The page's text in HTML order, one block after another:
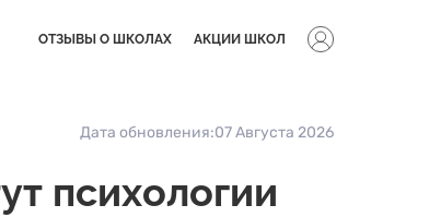
ОТЗЫВЫ О ШКОЛАХ АКЦИИ ШКОЛ
Дата обновления:07 Августа 2026
психологии